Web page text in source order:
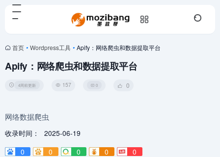
首页 • Wordpress工具 • Apify：网络爬虫和数据提取平台
Apify：网络爬虫和数据提取平台
4周前更新 157 0 0
网络数据爬虫
收录时间：
2025-06-19
0
0 0 0 0